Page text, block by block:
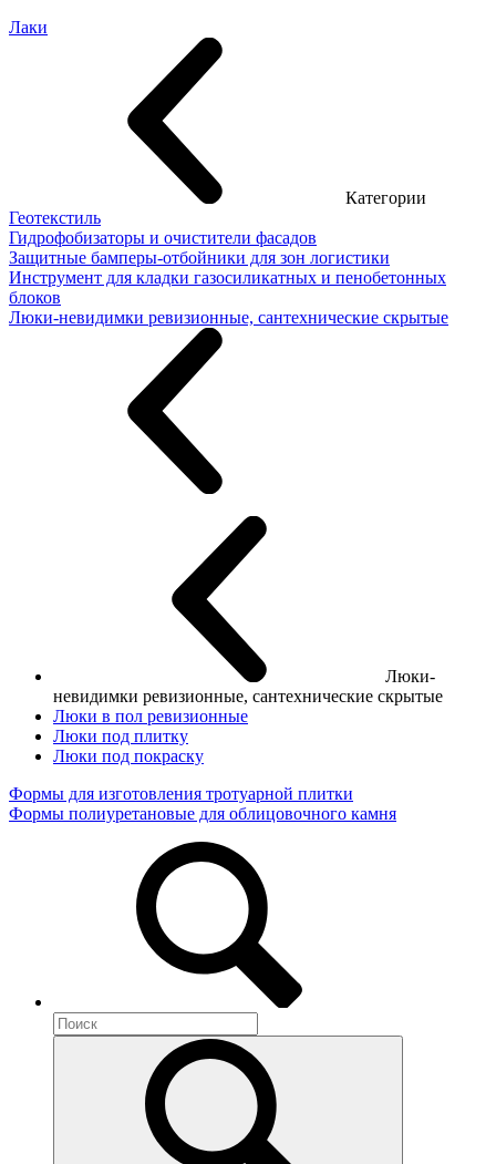
Лаки
Категории
Геотекстиль
Гидрофобизаторы и очистители фасадов
Защитные бамперы-отбойники для зон логистики
Инструмент для кладки газосиликатных и пенобетонных
блоков
Люки-невидимки ревизионные, сантехнические скрытые
Люки-
невидимки ревизионные, сантехнические скрытые
Люки в пол ревизионные
Люки под плитку
Люки под покраску
Формы для изготовления тротуарной плитки
Формы полиуретановые для облицовочного камня